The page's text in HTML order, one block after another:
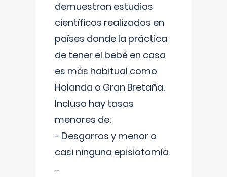
demuestran estudios
científicos realizados en
países donde la práctica
de tener el bebé en casa
es más habitual como
Holanda o Gran Bretaña.
Incluso hay tasas
menores de:
- Desgarros y menor o
casi ninguna episiotomía.
...